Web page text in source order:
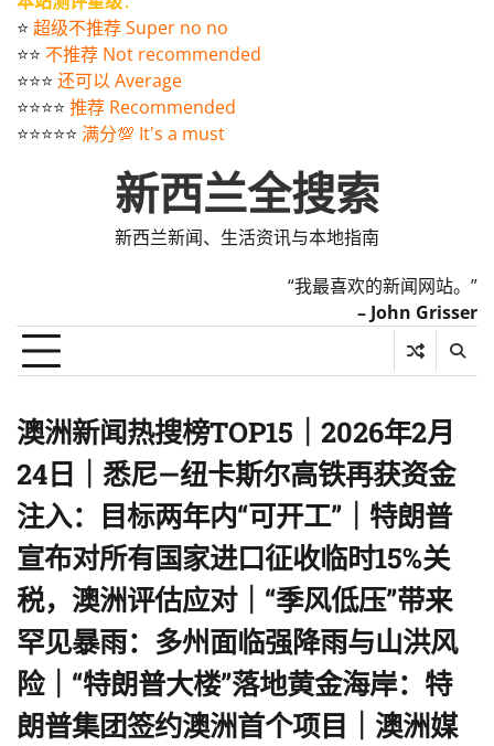
⭐️ 超级不推荐 Super no no
⭐️⭐️ 不推荐 Not recommended
⭐️⭐️⭐️ 还可以 Average
⭐️⭐️⭐️⭐️ 推荐 Recommended
⭐️⭐️⭐️⭐️⭐️ 满分💯 It's a must
新西兰全搜索
新西兰新闻、生活资讯与本地指南
“我最喜欢的新闻网站。”
– John Grisser
澳洲新闻热搜榜TOP15｜2026年2月
24日｜悉尼—纽卡斯尔高铁再获资金
注入：目标两年内“可开工”｜特朗普
宣布对所有国家进口征收临时15%关
税，澳洲评估应对｜“季风低压”带来
罕见暴雨：多州面临强降雨与山洪风
险｜“特朗普大楼”落地黄金海岸：特
朗普集团签约澳洲首个项目｜澳洲媒